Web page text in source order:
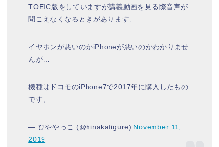
TOEIC版をしていますが講義動画を見る際音声が
聞こえなくなるときがあります。
イヤホンが悪いのかiPhoneが悪いのかわかりませ
んが…
機種はドコモのiPhone7で2017年に購入したもの
です。
— ひややっこ (@hinakafigure) November 11,
2019